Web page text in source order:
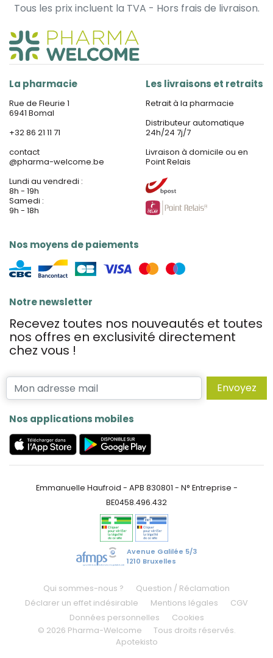
Tous les prix incluent la TVA - Hors frais de livraison.
La pharmacie
Rue de Fleurie 1
6941 Bomal
+32 86 21 11 71
contact
@pharma-welcome.be
Lundi au vendredi :
8h - 19h
Samedi :
9h - 18h
Nos moyens de paiements
Les livraisons et retraits
Retrait à la pharmacie
Distributeur automatique
24h/24 7j/7
Livraison à domicile ou en
Point Relais
Notre newsletter
Recevez toutes nos nouveautés et toutes
nos offres en exclusivité directement
chez vous !
Envoyez
Nos applications mobiles
Emmanuelle Haufroid - APB 830801 - N° Entreprise -
BE0458.496.432
Avenue Galilée 5/3
1210 Bruxelles
Qui sommes-nous ?
Question / Réclamation
Déclarer un effet indésirable
Mentions légales
CGV
Données personnelles
Cookies
© 2026 Pharma-Welcome
Tous droits réservés.
Apotekisto